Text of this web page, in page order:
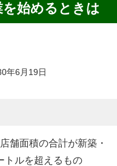
始めるときは
年6月19日
舗面積の合計が新築・
トルを超えるもの